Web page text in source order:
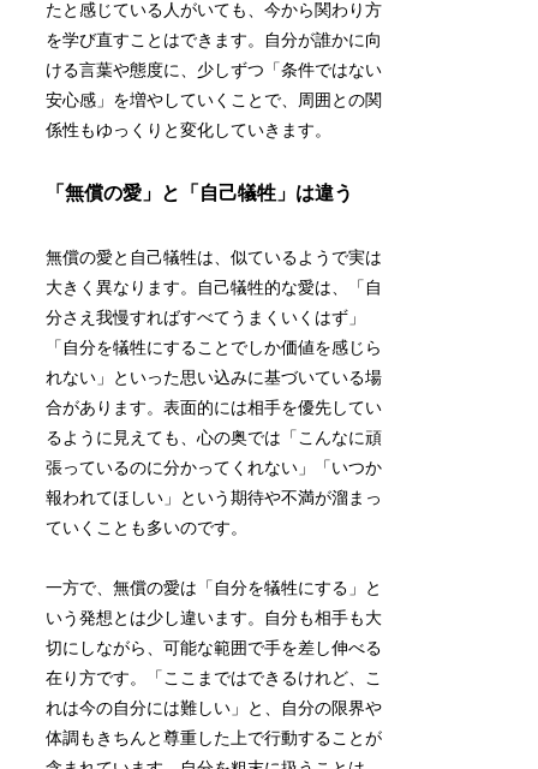
たと感じている人がいても、今から関わり方
を学び直すことはできます。自分が誰かに向
ける言葉や態度に、少しずつ「条件ではない
安心感」を増やしていくことで、周囲との関
係性もゆっくりと変化していきます。
「無償の愛」と「自己犠牲」は違う
無償の愛と自己犠牲は、似ているようで実は
大きく異なります。自己犠牲的な愛は、「自
分さえ我慢すればすべてうまくいくはず」
「自分を犠牲にすることでしか価値を感じら
れない」といった思い込みに基づいている場
合があります。表面的には相手を優先してい
るように見えても、心の奥では「こんなに頑
張っているのに分かってくれない」「いつか
報われてほしい」という期待や不満が溜まっ
ていくことも多いのです。
一方で、無償の愛は「自分を犠牲にする」と
いう発想とは少し違います。自分も相手も大
切にしながら、可能な範囲で手を差し伸べる
在り方です。「ここまではできるけれど、こ
れは今の自分には難しい」と、自分の限界や
体調もきちんと尊重した上で行動することが